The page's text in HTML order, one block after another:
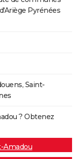
Pyrénées
Saint-
? Obtenez
Amadou